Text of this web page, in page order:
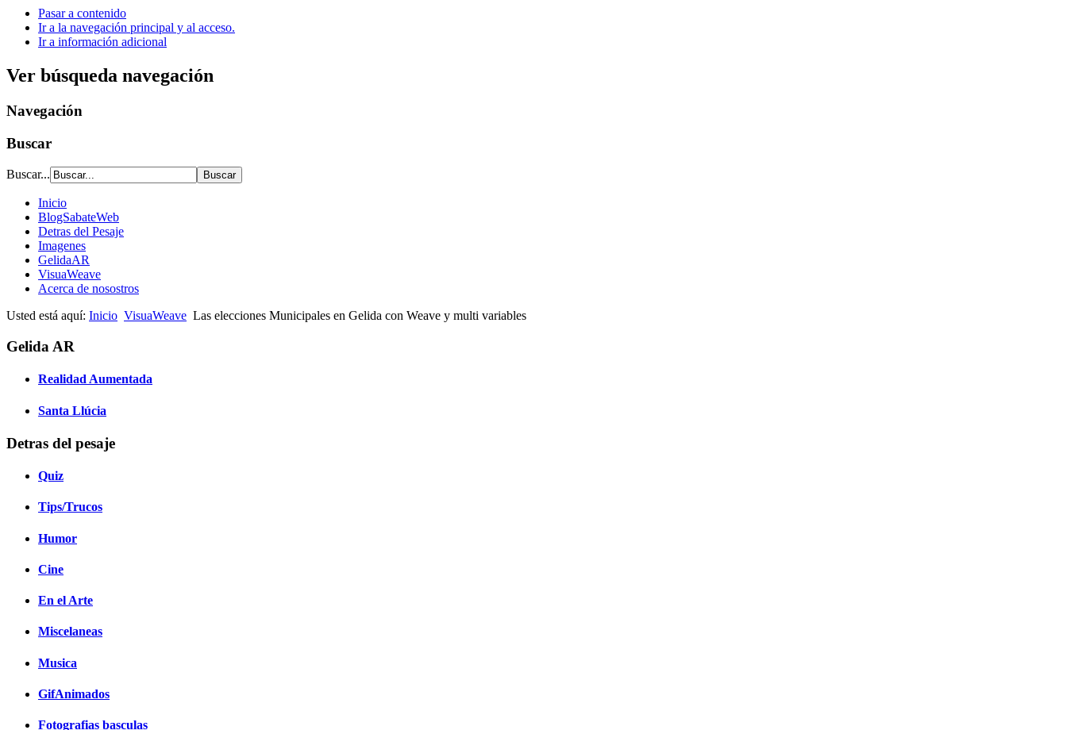
Pasar a contenido
Ir a la navegación principal y al acceso.
Ir a información adicional
Ver búsqueda navegación
Navegación
Buscar
Buscar...
Inicio
BlogSabateWeb
Detras del Pesaje
Imagenes
GelidaAR
VisuaWeave
Acerca de nosostros
Usted está aquí: Inicio VisuaWeave Las elecciones Municipales en Gelida con Weave y multi variables
Gelida AR
Realidad Aumentada
Santa Llúcia
Detras del pesaje
Quiz
Tips/Trucos
Humor
Cine
En el Arte
Miscelaneas
Musica
GifAnimados
Fotografias basculas